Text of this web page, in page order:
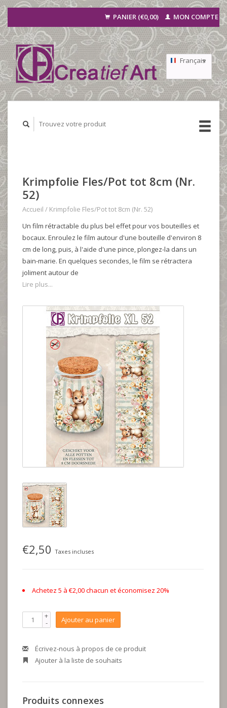
PANIER (€0,00) MON COMPTE
Français
Nederlands
Krimpfolie Fles/Pot tot 8cm (Nr.
52)
Accueil / Krimpfolie Fles/Pot tot 8cm (Nr. 52)
Un film rétractable du plus bel effet pour vos bouteilles et
bocaux. Enroulez le film autour d'une bouteille d'environ 8
cm de long, puis, à l'aide d'une pince, plongez-la dans un
bain-marie. En quelques secondes, le film se rétractera
joliment autour de
Lire plus...
€2,50 Taxes incluses
Achetez 5 à €2,00 chacun et économisez 20%
+
- Ajouter au panier
Écrivez-nous à propos de ce produit
Ajouter à la liste de souhaits
Produits connexes